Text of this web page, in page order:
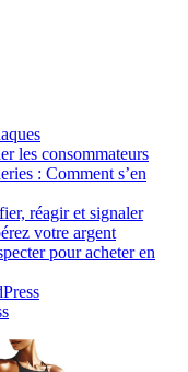
: Comment s’en
réagir et signaler
votre argent
pour acheter en